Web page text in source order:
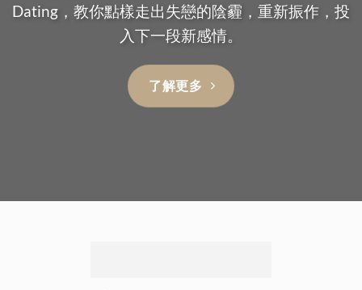
Dating，教你點樣走出失戀的陰霾，重新振作，投
入下一段新感情。
了解更多